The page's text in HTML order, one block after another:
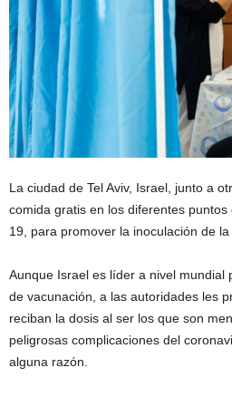
La ciudad de Tel Aviv, Israel, junto a
comida gratis en los diferentes
19, para promover la inoculación de la
Aunque Israel es líder a nivel mundial
de vacunación, a las autoridades les
reciban la dosis al ser los que son
peligrosas complicaciones del
alguna razón.